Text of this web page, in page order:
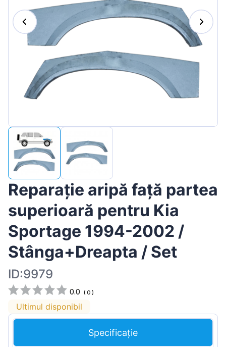
Magyar
Lietuvių
Português
Slovenian
Reparație aripă față partea
superioară pentru Kia
Sportage 1994-2002 /
Stânga+Dreapta / Set
ID:9979
0.0 (0 )
Ultimul disponibil
Specificație